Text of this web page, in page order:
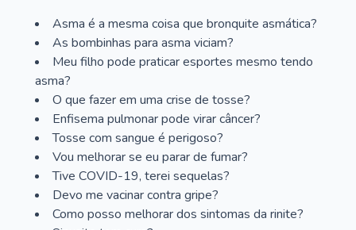
Asma é a mesma coisa que bronquite asmática?
As bombinhas para asma viciam?
Meu filho pode praticar esportes mesmo tendo
asma?
O que fazer em uma crise de tosse?
Enfisema pulmonar pode virar câncer?
Tosse com sangue é perigoso?
Vou melhorar se eu parar de fumar?
Tive COVID-19, terei sequelas?
Devo me vacinar contra gripe?
Como posso melhorar dos sintomas da rinite?